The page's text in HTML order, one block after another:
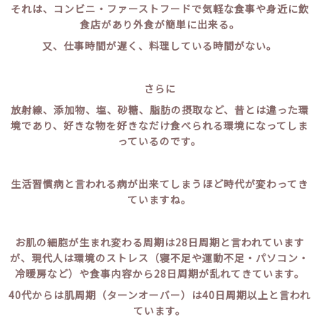
それは、コンビニ・ファーストフードで気軽な食事や身近に飲
食店があり外食が簡単に出来る。
又、仕事時間が遅く、料理している時間がない。
さらに
放射線、添加物、塩、砂糖、脂肪の摂取など、昔とは違った環
境であり、好きな物を好きなだけ食べられる環境になってしま
っているのです。
生活習慣病と言われる病が出来てしまうほど時代が変わってき
ていますね。
お肌の細胞が生まれ変わる周期は28日周期と言われています
が、現代人は環境のストレス（寝不足や運動不足・パソコン・
冷暖房など）や食事内容から28日周期が乱れてきています。
40代からは肌周期（ターンオーバー）は40日周期以上と言われ
ています。